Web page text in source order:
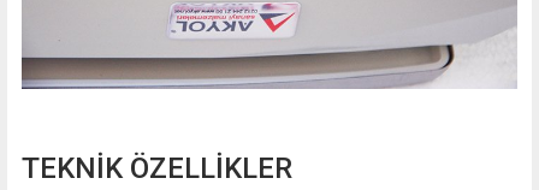
TEKNİK ÖZELLİKLER